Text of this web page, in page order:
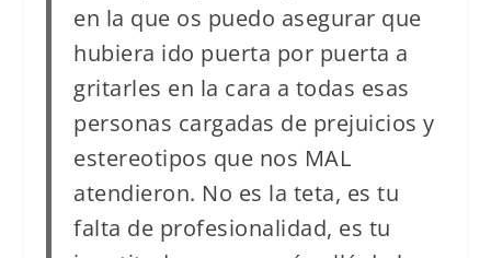
en la que os puedo asegurar que
hubiera ido puerta por puerta a
gritarles en la cara a todas esas
personas cargadas de prejuicios y
estereotipos que nos MAL
atendieron. No es la teta, es tu
falta de profesionalidad, es tu